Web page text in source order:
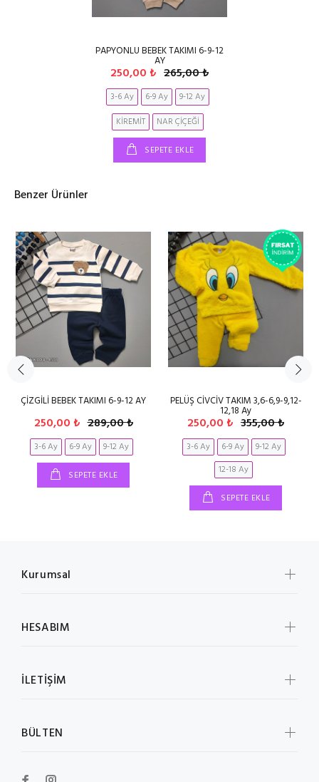
PAPYONLU BEBEK TAKIMI 6-9-12
AY
250,00 ₺ 265,00 ₺
3-6 Ay 6-9 Ay
9-12 Ay
KİREMİT
NAR ÇİÇEĞİ
SEPETE EKLE
Benzer Ürünler
ÇİZGİLİ BEBEK TAKIMI 6-9-12 AY
250,00 ₺ 289,00 ₺
3-6 Ay 6-9 Ay
9-12 Ay
SEPETE EKLE
PELÜŞ CİVCİV TAKIM 3,6-6,9-9,12-
12,18 Ay
250,00 ₺ 355,00 ₺
3-6 Ay 6-9 Ay
9-12 Ay
12-18 Ay
SEPETE EKLE
Kurumsal
HESABIM
İLETİŞİM
BÜLTEN